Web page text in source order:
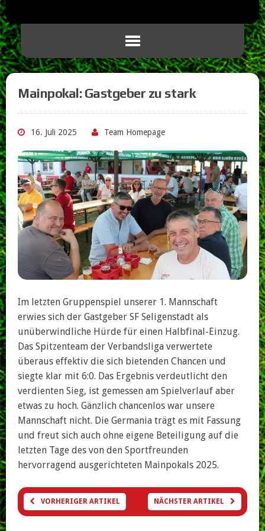
Mainpokal: Gastgeber zu stark
16. Juli 2025 Team Homepage
Im letzten Gruppenspiel unserer 1. Mannschaft
erwies sich der Gastgeber SF Seligenstadt als
unüberwindliche Hürde für einen Halbfinal-Einzug.
Das Spitzenteam der Verbandsliga verwertete
überaus effektiv die sich bietenden Chancen und
siegte klar mit 6:0. Das Ergebnis verdeutlicht den
verdienten Sieg, ist gemessen am Spielverlauf aber
etwas zu hoch. Gänzlich chancenlos war unsere
Mannschaft nicht. Die Germania trägt es mit Fassung
und freut sich auch ohne eigene Beteiligung auf die
letzten Tage des von den Sportfreunden
hervorragend ausgerichteten Mainpokals 2025.
VORHERIGER ARTIKEL NÄCHSTER ARTIKEL